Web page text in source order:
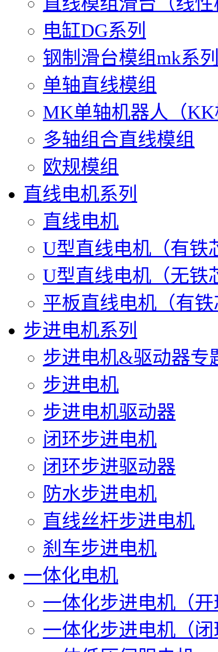
电缸DG系列
钢制滑台模组mk系
单轴直线模组
MK单轴机器人（
多轴组合直线模组
欧规模组
直线电机系列
直线电机
U型直线电机（有铁
U型直线电机（无铁
平板直线电机（有
步进电机系列
步进电机&驱动器专
步进电机
步进电机驱动器
闭环步进电机
闭环步进驱动器
防水步进电机
直线丝杆步进电机
刹车步进电机
一体化电机
一体化步进电机（
一体化步进电机（